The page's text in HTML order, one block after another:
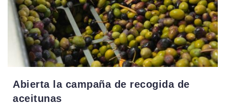
Abierta la campaña de recogida de
aceitunas